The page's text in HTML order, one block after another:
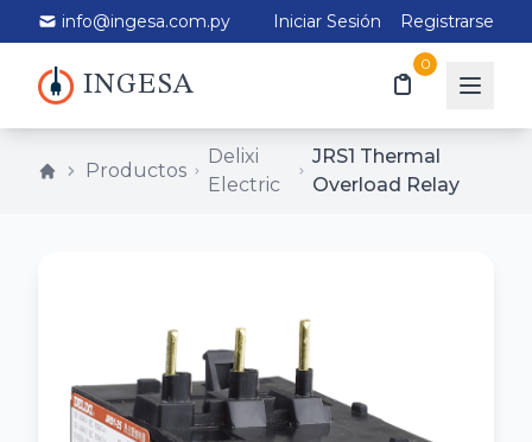
info@ingesa.com.py Iniciar Sesión Registrarse
INGESA
0
Productos
Delixi
Electric
JRS1 Thermal
Overload Relay